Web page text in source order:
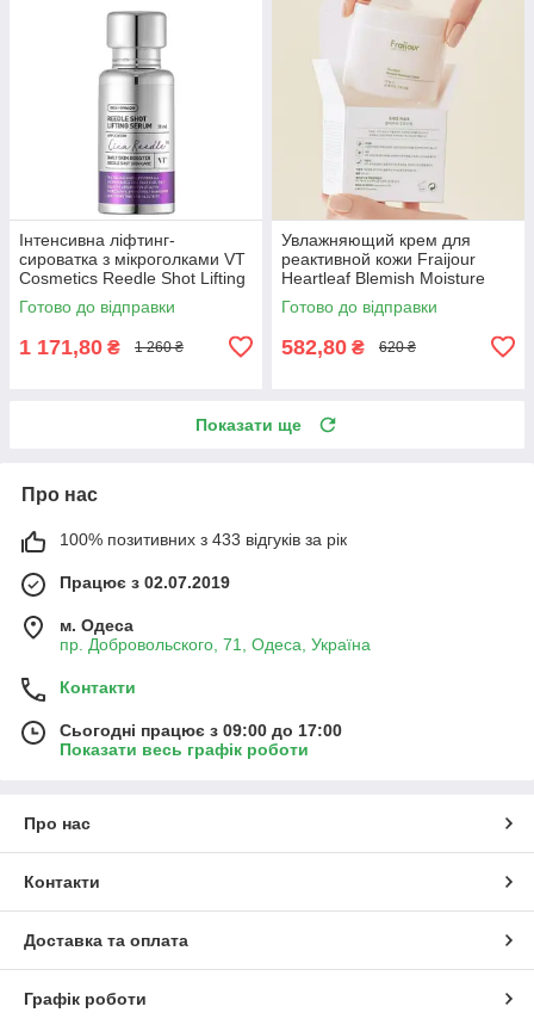
Інтенсивна ліфтинг-
сироватка з мікроголками VT
Cosmetics Reedle Shot Lifting
Serum 50 мл
Готово до відправки
1 171,80 ₴ 1 260 ₴
Увлажняющий крем для
реактивной кожи Fraijour
Heartleaf Blemish Moisture
Cream 100 мл
Готово до відправки
582,80 ₴ 620 ₴
Показати ще
Про нас
100% позитивних з 433 відгуків за рік
Працює з 02.07.2019
м. Одеса
пр. Добровольского, 71, Одеса, Україна
Контакти
Сьогодні працює з 09:00 до 17:00
Показати весь графік роботи
Про нас
Контакти
Доставка та оплата
Графік роботи